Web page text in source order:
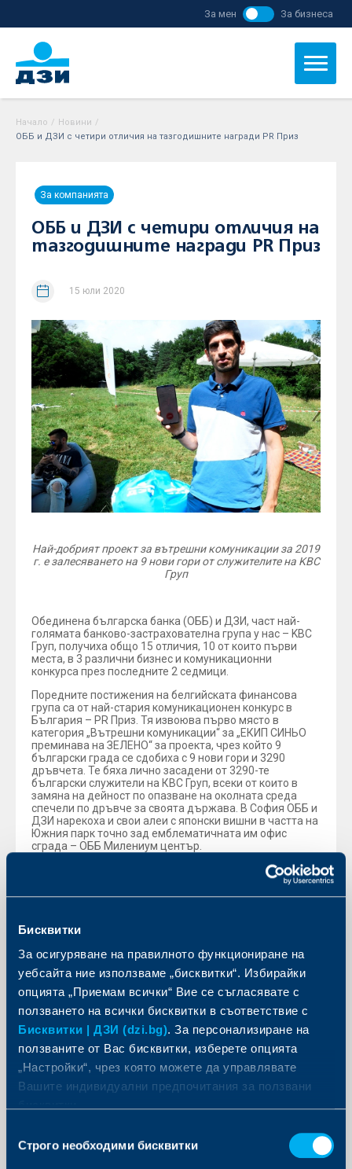
Бисквитки
За осигуряване на правилното функциониране на
уебсайта ние използваме „бисквитки“. Избирайки
опцията „Приемам всички“ Вие се съгласявате с
ползването на всички бисквитки в съответствие с
Бисквитки | ДЗИ (dzi.bg). За персонализиране на
ползваните от Вас бисквитки, изберете опцията
„Настройки“, чрез която можете да управлявате
Вашите индивидуални предпочитания за ползвани
наСтрого необходими бисквитки
За мен За бизнеса
Начало / Новини /
ОББ и ДЗИ с четири отличия на тазгодишните награди PR Приз
За компанията
ОББ и ДЗИ с четири отличия на
тазгодишните награди PR Приз
15 юли 2020
Най-добрият проект за вътрешни комуникации за 2019
г. е залесяването на 9 нови гори от служителите на KBC
Груп
Обединена българска банка (ОББ) и ДЗИ, част най-
голямата банково-застрахователна група у нас – KBC
Груп, получиха общо 15 отличия, 10 от които първи
места, в 3 различни бизнес и комуникационни
конкурса през последните 2 седмици.
Поредните постижения на белгийската финансова
група са от най-стария комуникационен конкурс в
България – PR Приз. Тя извоюва първо място в
категория „Вътрешни комуникации“ за „ЕКИП СИНЬО
преминава на ЗЕЛЕНО“ за проекта, чрез който 9
български града се сдобиха с 9 нови гори и 3290
дръвчета. Те бяха лично засадени от 3290-те
български служители на КВС Груп, всеки от които в
замяна на дейност по опазване на околната среда
спечели по дръвче за своята държава. В София ОББ и
ДЗИ нарекоха и свои алеи с японски вишни в частта на
Южния парк точно зад емблематичната им офис
сграда – ОББ Милениум център.
За най-добра дигитална кампания беше избрана
„Черен петък 13-и“ на ДЗИ по идея и изпълнение на
рекламна агенция guts&brainsDDB. Това е 3-тото
за дигитални продажби“ на IAB MIXX Awards и първо
Awards.
ДЗИ се пребори и за второто място в една от най-
оспорваните категории – „Специално събитие“ –за
представянето на мобилното приложение e-SOS –
съвместна разработка на ДЗИ и VIVACOM и Сирма
Груп.
ОББ беше наградена с второ място в категория
„Комуникационна кампания за продукт или услуга“ за
различни автори буквално оживяваха пред очите на
зрителя, благодарение на AR технология от
старта на услугата Мултибанкинг от ОББ, се разрасна
до своеобразно турне, което позволи на изложбата да